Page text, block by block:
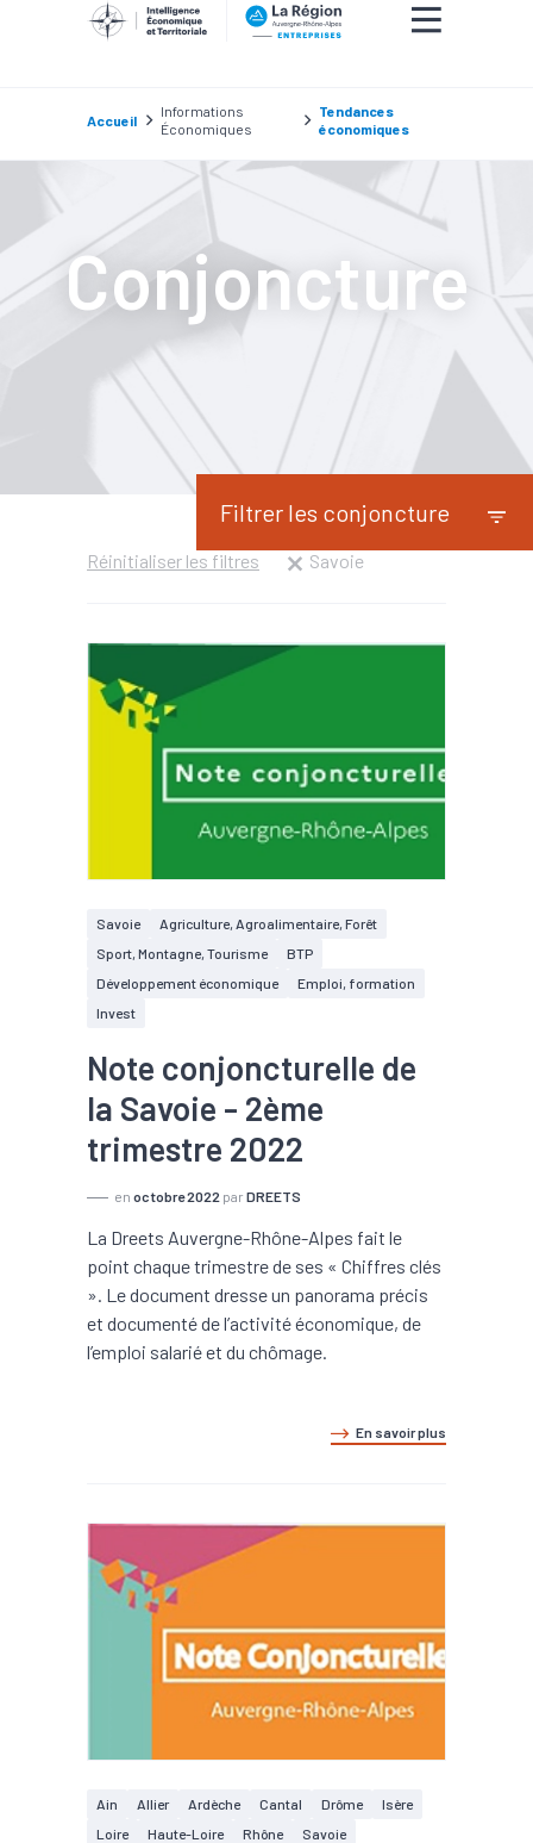
Accueil
Informations
Économiques
Tendances
économiques
Conjoncture
Filtrer les conjoncture
Réinitialiser les filtres Savoie
Savoie
Agriculture, Agroalimentaire, Forêt
Sport, Montagne, Tourisme
BTP
Développement économique
Emploi, formation
Invest
Note conjoncturelle de
la Savoie - 2ème
trimestre 2022
en octobre 2022 par DREETS
La Dreets Auvergne-Rhône-Alpes fait le
point chaque trimestre de ses « Chiffres clés
». Le document dresse un panorama précis
et documenté de l’activité économique, de
l’emploi salarié et du chômage.
En savoir plus
Ain Allier Ardèche Cantal Drôme
Isère
Loire
Haute-Loire Rhône
Savoie